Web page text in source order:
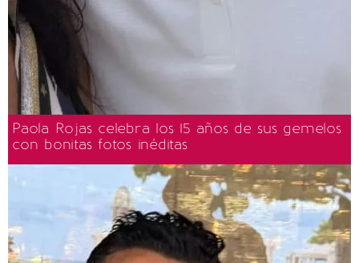
Paola Rojas celebra los 15 años de sus gemelos
con bonitas fotos inéditas